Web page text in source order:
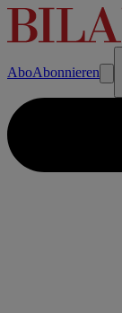
AboAbonnieren